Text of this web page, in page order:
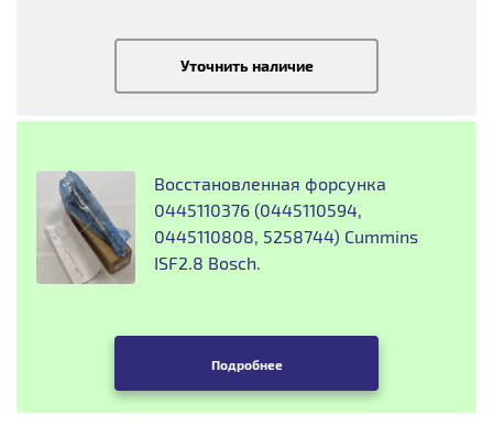
Уточнить наличие
Восстановленная форсунка
0445110376 (0445110594,
0445110808, 5258744) Cummins
ISF2.8 Bosch.
Подробнее